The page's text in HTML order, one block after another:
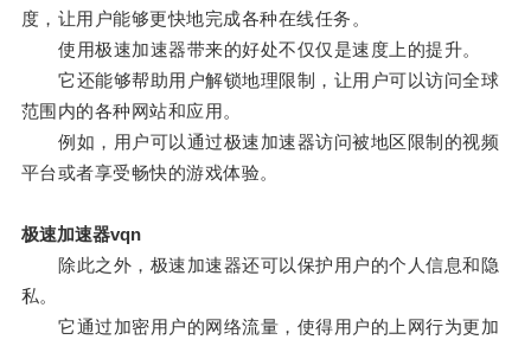
度，让用户能够更快地完成各种在线任务。
使用极速加速器带来的好处不仅仅是速度上的提升。
它还能够帮助用户解锁地理限制，让用户可以访问全球
范围内的各种网站和应用。
例如，用户可以通过极速加速器访问被地区限制的视频
平台或者享受畅快的游戏体验。
极速加速器vqn
除此之外，极速加速器还可以保护用户的个人信息和隐
私。
它通过加密用户的网络流量，使得用户的上网行为更加